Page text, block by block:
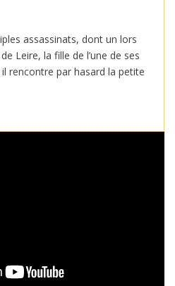
assassinats, dont un lors
Leire, la fille de l’une de ses
rencontre par hasard la petite